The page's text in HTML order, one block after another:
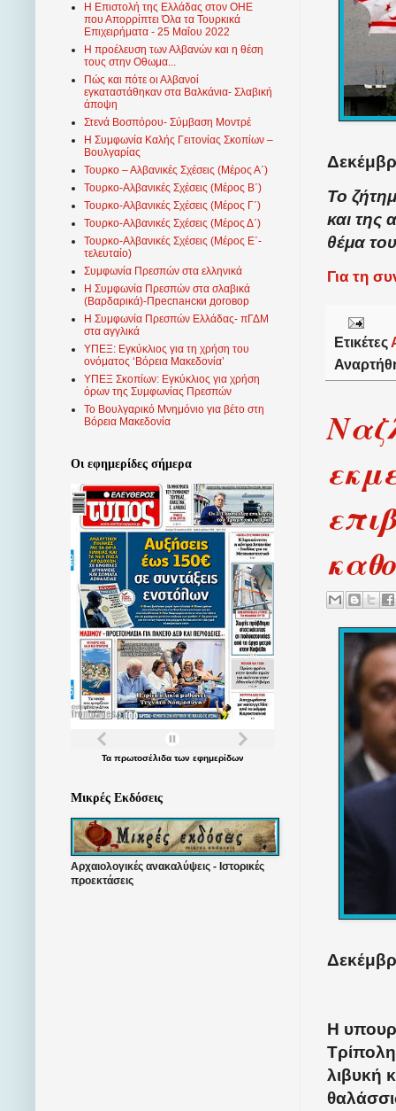
Το
και της
θέμα
Για τη
Ετικέτες
Η
λιβυκή
Η Επιστολή της Ελλάδας στον ΟΗΕ
που Απορρίπτει Όλα τα Τουρκικά
Επιχειρήματα - 25 Μαΐου 2022
Η προέλευση των Αλβανών και η θέση
τους στην Οθωμα...
Πώς και πότε οι Αλβανοί
εγκαταστάθηκαν στα Βαλκάνια- Σλαβική
άποψη
Στενά Βοσπόρου- Σύμβαση Μοντρέ
Η Συμφωνία Καλής Γειτονίας Σκοπίων –
Βουλγαρίας
Τουρκο – Αλβανικές Σχέσεις (Mέρος Α΄)
Τουρκο-Αλβανικές Σχέσεις (Μέρος Β΄)
Τουρκο-Αλβανικές Σχέσεις (Μέρος Γ΄)
Τουρκο-Αλβανικές Σχέσεις (Μέρος Δ΄)
Τουρκο-Αλβανικές Σχέσεις (Μέρος Ε΄-
τελευταίο)
Συμφωνία Πρεσπών στα ελληνικά
Η Συμφωνία Πρεσπών στα σλαβικά
(Βαρδαρικά)-Преспански договор
Η Συμφωνία Πρεσπών Ελλάδας- πΓΔΜ
στα αγγλικά
ΥΠΕΞ: Εγκύκλιος για τη χρήση του
ονόματος ‘Βόρεια Μακεδονία’
ΥΠΕΞ Σκοπίων: Εγκύκλιος για χρήση
όρων της Συμφωνίας Πρεσπών
Το Βουλγαρικό Μνημόνιο για βέτο στη
Βόρεια Μακεδονία
Οι εφημερίδες σήμερα
Τα πρωτοσέλιδατων εφημερίδων
Μικρές Εκδόσεις
Αρχαιολογικές ανακαλύψεις - Ιστορικές
προεκτάσεις